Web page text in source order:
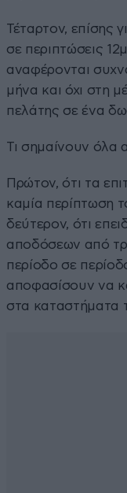
Τέταρτον, επίσης
σε περιπτώσεις
αναφέρονται
μήνα και όχι στη
πελάτης σε ένα
Τι σημαίνουν όλα
Πρώτον, ότι τα
καμία περίπτωση
δεύτερον, ότι
αποδόσεων από
περίοδο σε
αποφασίσουν να
στα καταστήματα